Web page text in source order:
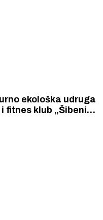
ekološka udruga
fitnes klub „Šibenik”